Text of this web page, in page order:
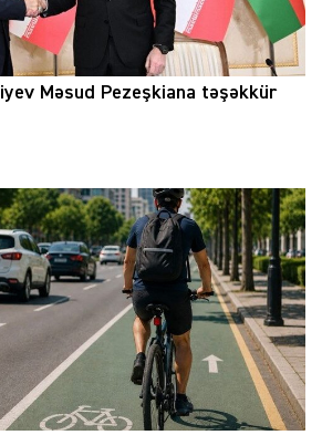
Məsud Pezeşkiana təşəkkür